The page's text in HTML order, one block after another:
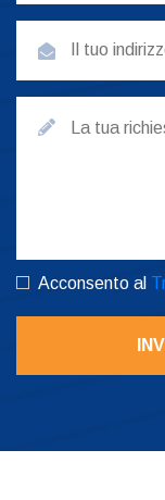
Acconsento al